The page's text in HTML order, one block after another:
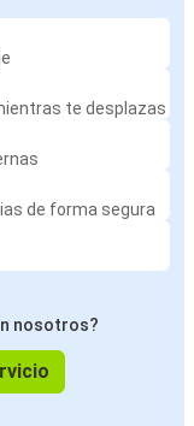
te desplazas
de forma segura
nosotros?